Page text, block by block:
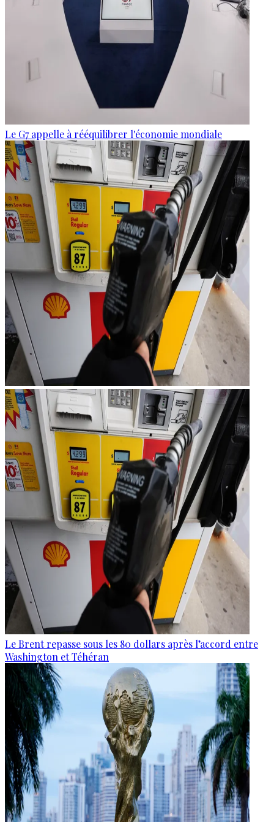
Le G7 appelle à rééquilibrer l'économie mondiale
Le Brent repasse sous les 80 dollars après l’accord entre
Washington et Téhéran